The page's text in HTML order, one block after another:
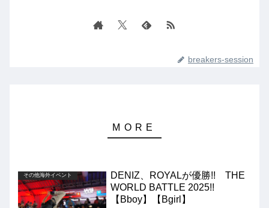
breakers-session
その他海外イベント
DENIZ、ROYALが優勝!! THE
WORLD BATTLE 2025!!
【Bboy】【Bgirl】